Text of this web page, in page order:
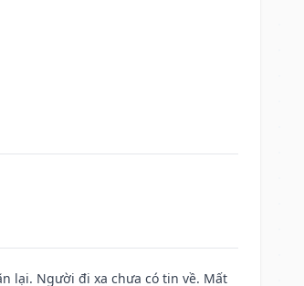
lại. Người đi xa chưa có tin về. Mất